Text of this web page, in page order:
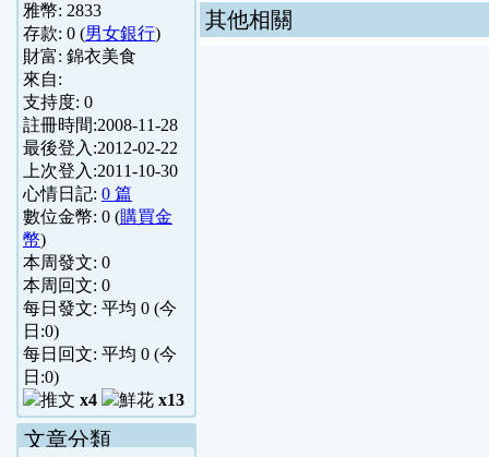
雅幣: 2833
存款: 0 (男女銀行)
財富: 錦衣美食
來自:
支持度: 0
註冊時間:2008-11-28
最後登入:2012-02-22
上次登入:2011-10-30
心情日記: 0 篇
數位金幣: 0 (購買金
幣)
本周發文: 0
本周回文: 0
每日發文: 平均 0 (今
日:0)
每日回文: 平均 0 (今
日:0)
x4
x13
文章分類
其他相關